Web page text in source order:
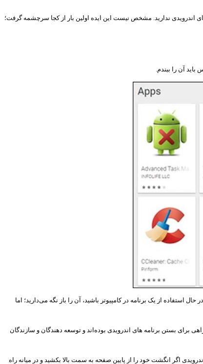
اندرویدی ندارید. مشخص نیست این ایده اولین بار از کجا سرچشمه گرفت؛‌
آن را ببندم.
استفاده از یک برنامه در کامپیوتر باشید، آن را باز نگه می‌دارید؛‌ اما
برای بستن برنامه های اندرویدی بوده‌اند و توسعه دهندگان و سازندگان
اگر انگشت خود را از پایین صفحه به سمت بالا بکشید و در میانه راه